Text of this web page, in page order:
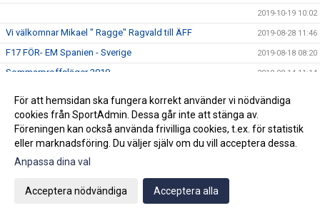
2019-10-19 10:02
Vi välkomnar Mikael " Ragge" Ragvald till ÄFF 2019-08-28 11:46
F17 FÖR- EM Spanien - Sverige 2019-08-18 08:20
Sommarproffsläger 2019 2019-08-14 11:14
ÄFF söker matchsekreterare
Angående gårdagens match i P19-Allsvenskan 2019-08-11 11:42
FitLine är ny samarbetspartner
För att hemsidan ska fungera korrekt använder vi nödvändiga
cookies från SportAdmin. Dessa går inte att stänga av.
Föreningen kan också använda frivilliga cookies, t.ex. för statistik
eller marknadsföring. Du väljer själv om du vill acceptera dessa.
Anpassa dina val
Acceptera nödvändiga Acceptera alla